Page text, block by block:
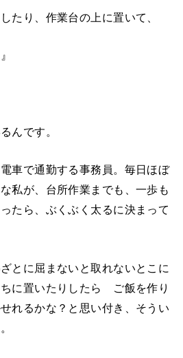
たり、作業台の上に置いて、
んです。
車で通勤する事務員。毎日ほぼ
私が、台所作業までも、一歩も
たら、ぶくぶく太るに決まって
とに屈まないと取れないとこに
に置いたりしたら ご飯を作り
れるかな？と思い付き、そうい